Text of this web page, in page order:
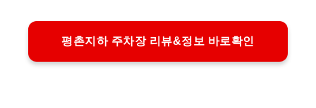
평촌지하 주차장 리뷰&정보 바로확인